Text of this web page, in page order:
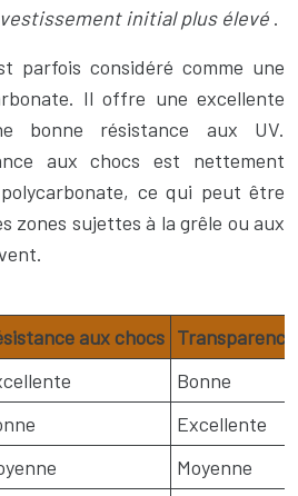
initial plus élevé .
parfois considéré comme une
Il offre une excellente
bonne résistance aux UV.
aux chocs est nettement
ce qui peut être
zones sujettes à la grêle ou aux
aux chocs Transparence
Bonne
Excellente
Moyenne